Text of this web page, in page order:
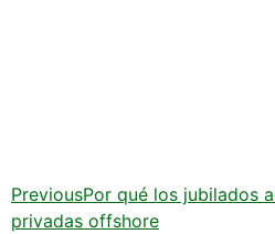
PreviousPor qué los jubilados
privadas offshore